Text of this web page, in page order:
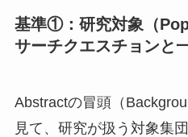
基準①：研究対象（
サーチクエスチョンと
Abstractの冒頭（
見て、研究が扱う対象集